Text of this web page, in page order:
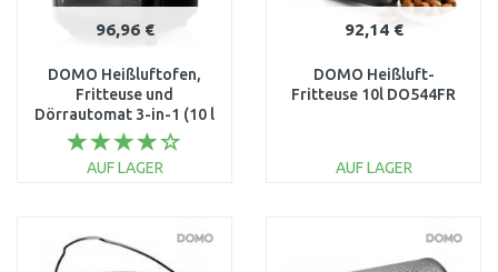
96,96 €
DOMO Heißluftofen,
Fritteuse und
Dörrautomat 3-in-1 (10 l
/ 1800 W) DO534FR
AUF LAGER
Vergleichen
92,14 €
DOMO Heißluft-
Fritteuse 10l DO544FR
AUF LAGER
Vergleichen